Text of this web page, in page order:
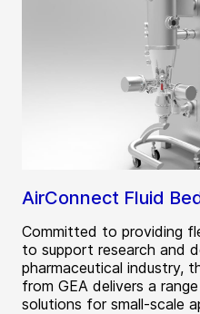
AirConnect Fluid
Committed to providing
to support research and
pharmaceutical industry,
from GEA delivers a
solutions for small-scale